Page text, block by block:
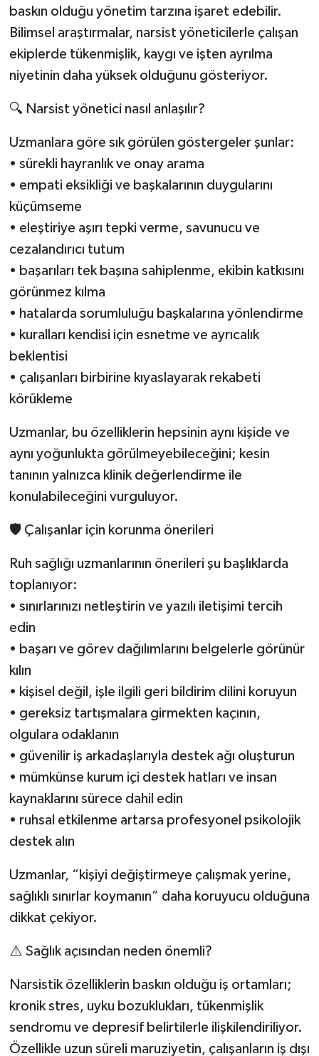
baskın olduğu yönetim tarzına işaret edebilir.
Bilimsel araştırmalar, narsist yöneticilerle çalışan
ekiplerde tükenmişlik, kaygı ve işten ayrılma
niyetinin daha yüksek olduğunu gösteriyor.
🔍 Narsist yönetici nasıl anlaşılır?
Uzmanlara göre sık görülen göstergeler şunlar:
• sürekli hayranlık ve onay arama
• empati eksikliği ve başkalarının duygularını
küçümseme
• eleştiriye aşırı tepki verme, savunucu ve
cezalandırıcı tutum
• başarıları tek başına sahiplenme, ekibin katkısını
görünmez kılma
• hatalarda sorumluluğu başkalarına yönlendirme
• kuralları kendisi için esnetme ve ayrıcalık
beklentisi
• çalışanları birbirine kıyaslayarak rekabeti
körükleme
Uzmanlar, bu özelliklerin hepsinin aynı kişide ve
aynı yoğunlukta görülmeyebileceğini; kesin
tanının yalnızca klinik değerlendirme ile
konulabileceğini vurguluyor.
🛡️ Çalışanlar için korunma önerileri
Ruh sağlığı uzmanlarının önerileri şu başlıklarda
toplanıyor:
• sınırlarınızı netleştirin ve yazılı iletişimi tercih
edin
• başarı ve görev dağılımlarını belgelerle görünür
kılın
• kişisel değil, işle ilgili geri bildirim dilini koruyun
• gereksiz tartışmalara girmekten kaçının,
olgulara odaklanın
• güvenilir iş arkadaşlarıyla destek ağı oluşturun
• mümkünse kurum içi destek hatları ve insan
kaynaklarını sürece dahil edin
• ruhsal etkilenme artarsa profesyonel psikolojik
destek alın
Uzmanlar, “kişiyi değiştirmeye çalışmak yerine,
sağlıklı sınırlar koymanın” daha koruyucu olduğuna
dikkat çekiyor.
⚠️ Sağlık açısından neden önemli?
Narsistik özelliklerin baskın olduğu iş ortamları;
kronik stres, uyku bozuklukları, tükenmişlik
sendromu ve depresif belirtilerle ilişkilendiriliyor.
Özellikle uzun süreli maruziyetin, çalışanların iş dışı